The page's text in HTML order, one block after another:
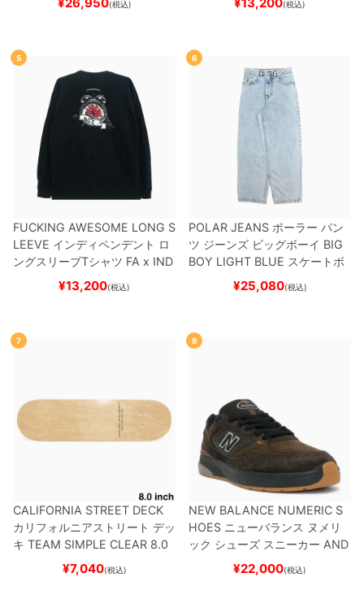
¥26,950(税込) ¥13,200(税込)
5
FUCKING AWESOME LONG S
LEEVE インディペンデント ロ
ングスリーブTシャツ FA x IND
EPENDENTHOSTAGE
スケートボード スケボー
¥13,200(税込)
6
POLAR JEANS ポーラー パン
ツ ジーンズ ビッグボーイ BIG
BOY LIGHT BLUE スケートボ
ード スケボー
¥25,080(税込)
7
CALIFORNIA STREET DECK
カリフォルニアストリート デッ
キ TEAM SIMPLE CLEAR 8.0
ブランク（DSM）
ード スケボー
¥7,040(税込)
8
NEW BALANCE NUMERIC S
HOES ニューバランス ヌメリ
ック シューズ スニーカー AND
REW REYNOLDS 933
BROWN/BLACKスケート
¥22,000(税込)